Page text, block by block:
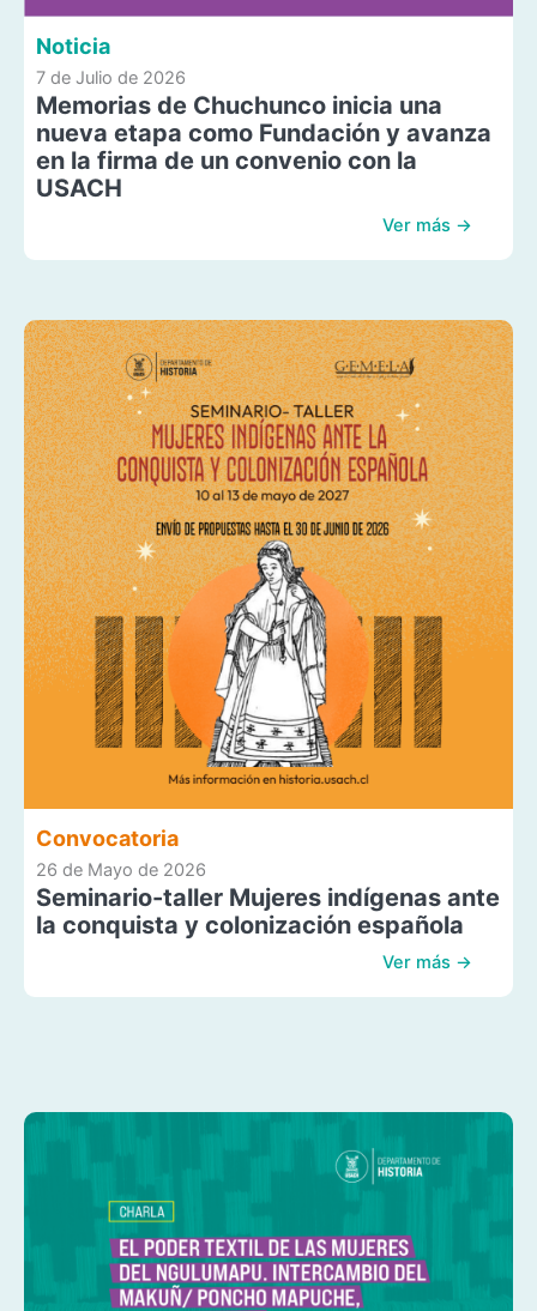
Noticia
7 de Julio de 2026
Memorias de Chuchunco inicia una
nueva etapa como Fundación y avanza
en la firma de un convenio con la
USACH
Ver más →
Convocatoria
26 de Mayo de 2026
Seminario-taller Mujeres indígenas ante
la conquista y colonización española
Ver más →